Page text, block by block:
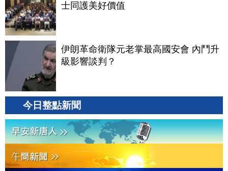
士同護美好價值
伊朗革命衛隊元老掌最高國安會 內鬥升
級影響談判？
今日整點新聞